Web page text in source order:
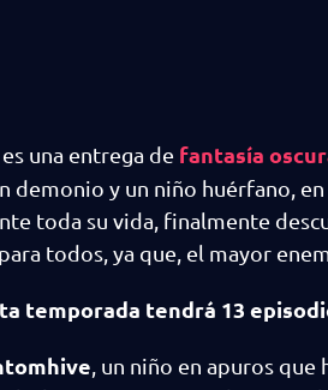
es una entrega de fantasía
demonio y un niño huérfano,
toda su vida, finalmente
todos, ya que, el mayor
temporada tendrá 13
, un niño en apuros